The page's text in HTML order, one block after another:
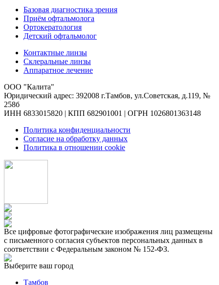
Базовая диагностика зрения
Приём офтальмолога
Ортокератология
Детский офтальмолог
Контактные линзы
Склеральные линзы
Аппаратное лечение
ООО "Калита"
Юридический адрес: 392008 г.Тамбов, ул.Советская, д.119, №
258б
ИНН 6833015820 | КПП 682901001 | ОГРН 1026801363148
Политика конфиденциальности
Согласие на обработку данных
Политика в отношении cookie
Все цифровые фотографические изображения лиц размещены
с письменного согласия субъектов персональных данных в
соответствии с Федеральным законом № 152-ФЗ.
Выберите ваш город
Тамбов